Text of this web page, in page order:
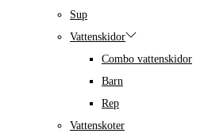
Sup
Vattenskidor
Combo vattenskidor
Barn
Rep
Vattenskoter